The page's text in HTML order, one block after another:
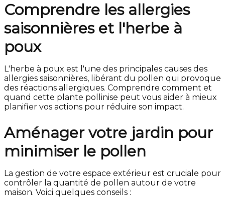
Comprendre les allergies
saisonnières et l'herbe à
poux
L'herbe à poux est l'une des principales causes des
allergies saisonnières, libérant du pollen qui provoque
des réactions allergiques. Comprendre comment et
quand cette plante pollinise peut vous aider à mieux
planifier vos actions pour réduire son impact.
Aménager votre jardin pour
minimiser le pollen
La gestion de votre espace extérieur est cruciale pour
contrôler la quantité de pollen autour de votre
maison. Voici quelques conseils :